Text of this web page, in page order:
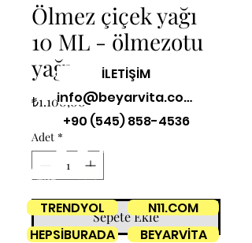
Ölmez çiçek yağı
10 ML - ölmezotu
yağı
₺1.100,00Fiyat
Adet *
Sepete Ekle
İLETİŞİM
info@beyarvita.com
+90 (545) 858-4536
TRENDYOL
N11.COM
HEPSİBURADA
BEYARVİTA